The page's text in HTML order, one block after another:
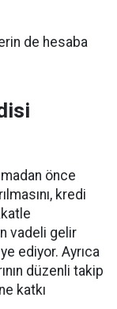
de hesaba
önce
kredi
vadeli gelir
ediyor. Ayrıca
düzenli takip
katkı